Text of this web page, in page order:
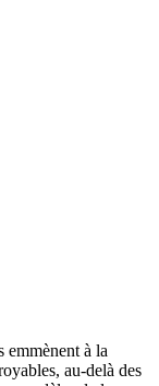
à la
au-delà des